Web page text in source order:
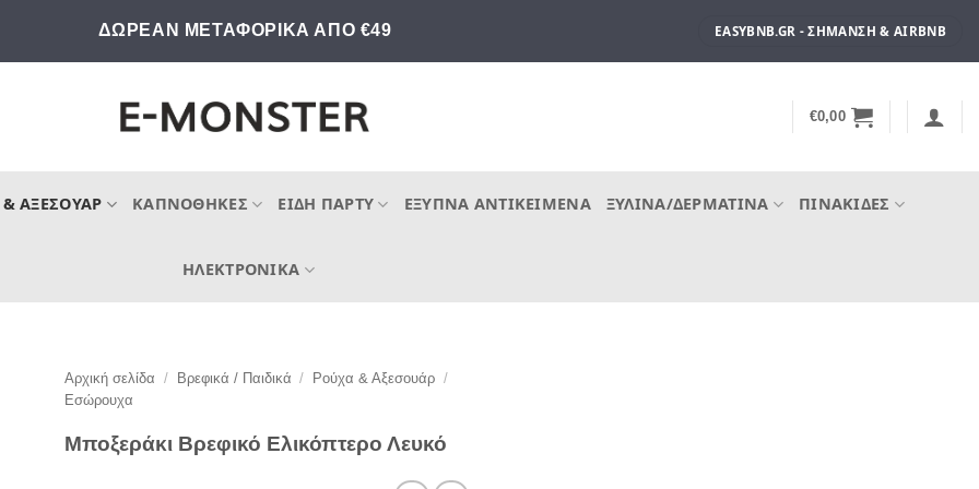
ΔΩΡΕΑΝ ΜΕΤΑΦΟΡΙΚΑ ΑΠΟ €49 EASYBNB.GR - ΣΉΜΑΝΣΗ & AIRBNB
€0,00
ΑΞΕΣΟΥΆΡ ΚΑΠΝΟΘΉΚΕΣ ΕΊΔΗ ΠΆΡΤΥ ΈΞΥΠΝΑ ΑΝΤΙΚΕΊΜΕΝΑ ΞΎΛΙΝΑ/ΔΕΡΜΆΤΙΝΑ ΠΙΝΑΚΊΔΕΣ
ΗΛΕΚΤΡΟΝΙΚΆ
Αρχική σελίδα / Βρεφικά / Παιδικά / Ρούχα & Αξεσουάρ /
Εσώρουχα
Μποξεράκι Βρεφικό Ελικόπτερο Λευκό